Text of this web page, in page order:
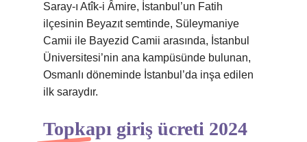
Saray-ı Atîk-i Âmire, İstanbul’un Fatih
ilçesinin Beyazıt semtinde, Süleymaniye
Camii ile Bayezid Camii arasında, İstanbul
Üniversitesi’nin ana kampüsünde bulunan,
Osmanlı döneminde İstanbul’da inşa edilen
ilk saraydır.
Topkapı giriş ücreti 2024